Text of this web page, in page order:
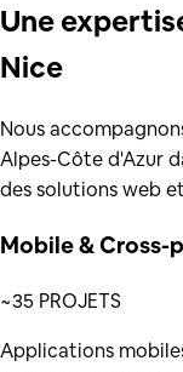
Une
Nice
Nous
Alpes-Côte d'Azur
des solutions web
Mobile &
~35 PROJETS
Applications